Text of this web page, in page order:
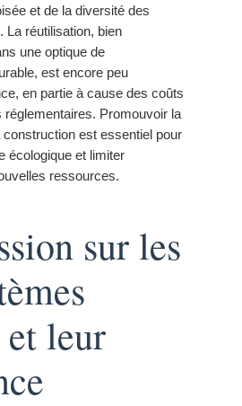
et de la diversité des
La réutilisation, bien
une optique de
est encore peu
en partie à cause des coûts
réglementaires. Promouvoir la
est essentiel pour
écologique et limiter
ressources.
sur les
leur